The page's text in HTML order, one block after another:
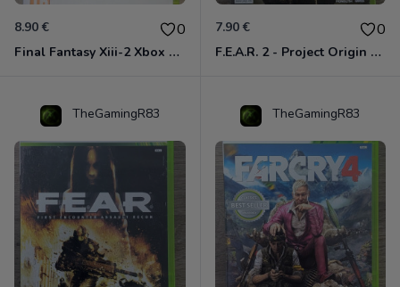
8.90 € 0
Final Fantasy Xiii-2 Xbox 360
7.90 € 0
F.E.A.R. 2 - Project Origin Xbox 360
TheGamingR83 TheGamingR83